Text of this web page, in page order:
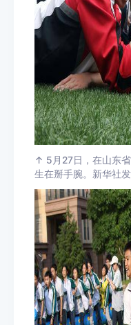
↑ 5月27日，在山东
生在掰手腕。新华社发